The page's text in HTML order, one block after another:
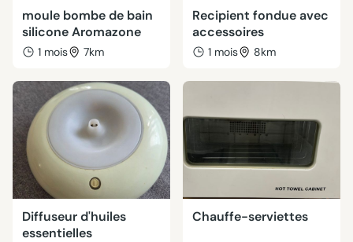
moule bombe de bain
silicone Aromazone
1 mois 7km
Recipient fondue avec
accessoires
1 mois 8km
Diffuseur d'huiles
essentielles
Chauffe-serviettes